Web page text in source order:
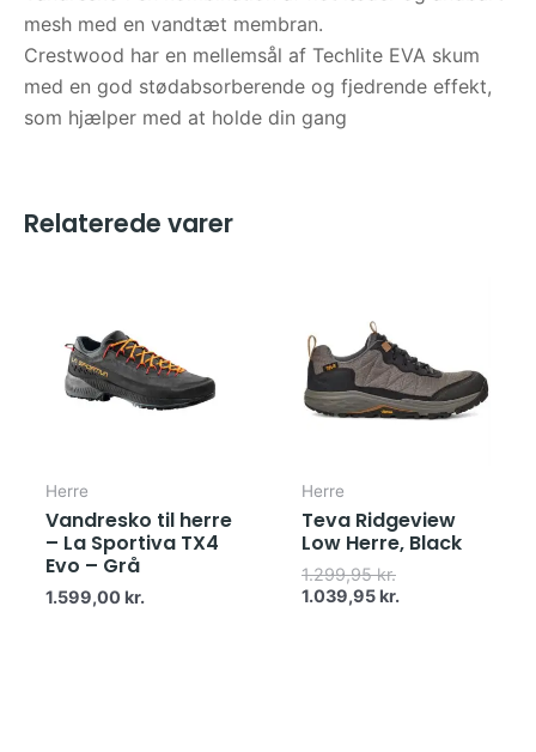
mesh med en vandtæt membran.
Crestwood har en mellemsål af Techlite EVA skum
med en god stødabsorberende og fjedrende effekt,
som hjælper med at holde din gang
Relaterede varer
Herre
Vandresko til herre
– La Sportiva TX4
Evo – Grå
1.599,00 kr.
Herre
Teva Ridgeview
Low Herre, Black
1.299,95kr.
1.299,95 kr..
1.039,95 kr.
1.039,95 kr..